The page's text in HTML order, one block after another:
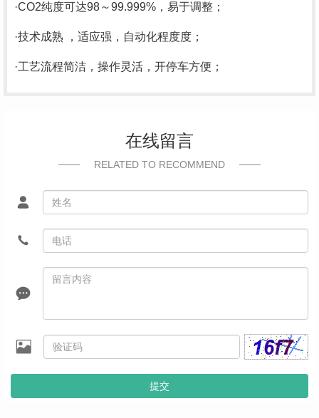
·CO2纯度可达98～99.999% ，易于调整；
·技术成熟 ，适应强，自动化程度度；
·工艺流程简洁，操作灵活，开停车方便；
在线留言
RELATED TO RECOMMEND
提交